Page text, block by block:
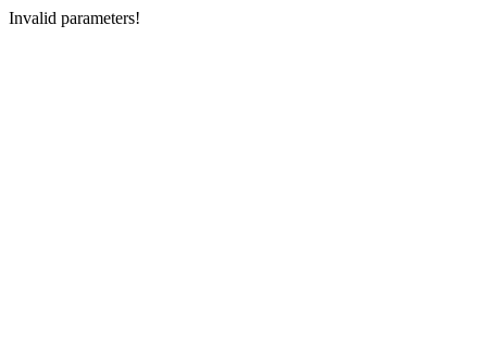
Invalid parameters!